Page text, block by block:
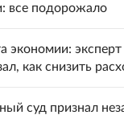
все подорожало
экономии:
как снизить
суд признал